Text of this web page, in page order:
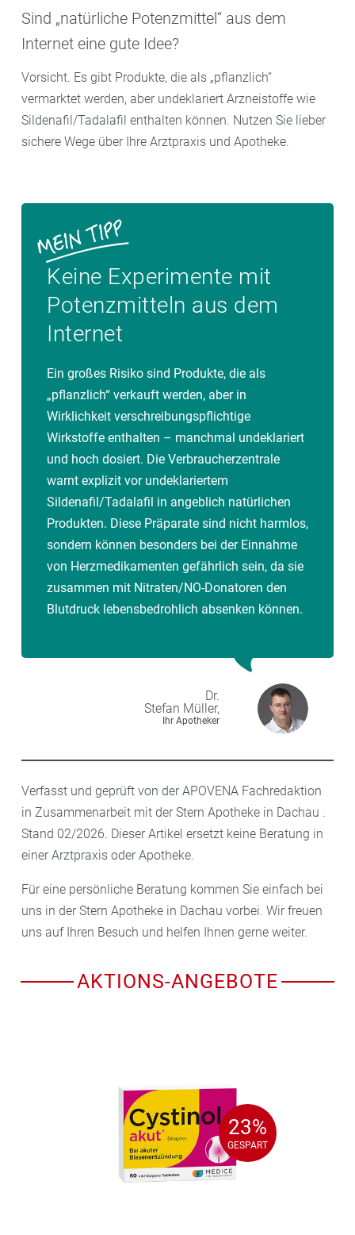
Sind „natürliche Potenzmittel“ aus dem
Internet eine gute Idee?
Vorsicht. Es gibt Produkte, die als „pflanzlich“
vermarktet werden, aber undeklariert Arzneistoffe wie
Sildenafil/Tadalafil enthalten können. Nutzen Sie lieber
sichere Wege über Ihre Arztpraxis und Apotheke.
Keine Experimente mit
Potenzmitteln aus dem
Internet
Ein großes Risiko sind Produkte, die als
„pflanzlich“ verkauft werden, aber in
Wirklichkeit verschreibungspflichtige
Wirkstoffe enthalten – manchmal undeklariert
und hoch dosiert. Die Verbraucherzentrale
warnt explizit vor undeklariertem
Sildenafil/Tadalafil in angeblich natürlichen
Produkten. Diese Präparate sind nicht harmlos,
sondern können besonders bei der Einnahme
von Herzmedikamenten gefährlich sein, da sie
zusammen mit Nitraten/NO-Donatoren den
Blutdruck lebensbedrohlich absenken können.
Dr.
Stefan Müller,
Ihr Apotheker
Verfasst und geprüft von der APOVENA Fachredaktion
in Zusammenarbeit mit der Stern Apotheke in Dachau .
Stand 02/2026. Dieser Artikel ersetzt keine Beratung in
einer Arztpraxis oder Apotheke.
Für eine persönliche Beratung kommen Sie einfach bei
uns in der Stern Apotheke in Dachau vorbei. Wir freuen
uns auf Ihren Besuch und helfen Ihnen gerne weiter.
AKTIONS-ANGEBOTE
23%
GESPART
23%
GESPART